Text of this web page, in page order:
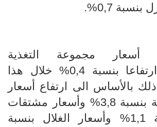
0,7%.
مجموعة التغذية
بنسبة 4
,
0% خلال هذا
بالأساس الى ارتفاع أسعار
الزيوت الغذائية بنسبة 3,8% وأسعار مشتقات
الغلال بنسبة